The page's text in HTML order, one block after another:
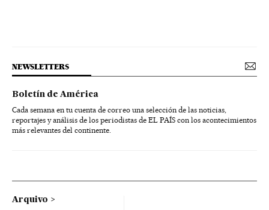
NEWSLETTERS
Boletín de América
Cada semana en tu cuenta de correo una selección de las noticias,
reportajes y análisis de los periodistas de EL PAÍS con los acontecimientos
más relevantes del continente.
Arquivo